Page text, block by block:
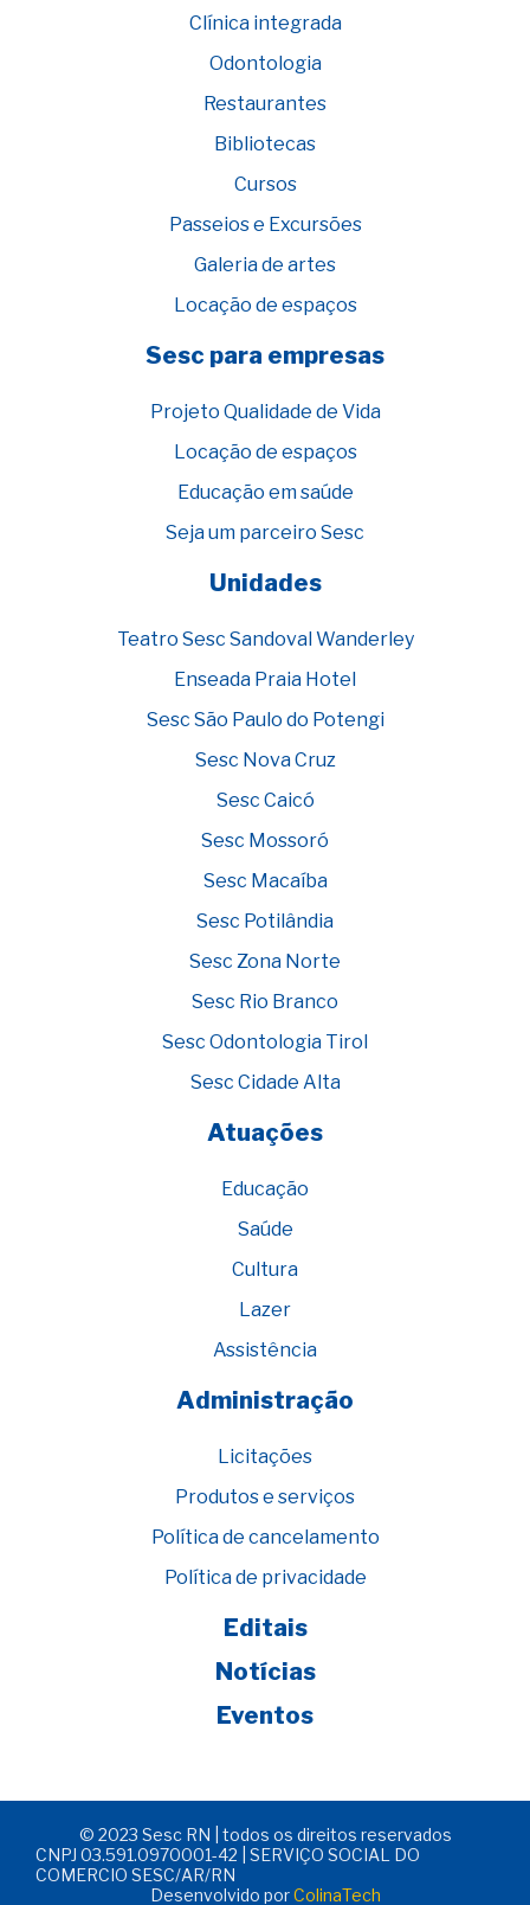
Clínica integrada
Odontologia
Restaurantes
Bibliotecas
Cursos
Passeios e Excursões
Galeria de artes
Locação de espaços
Sesc para empresas
Projeto Qualidade de Vida
Locação de espaços
Educação em saúde
Seja um parceiro Sesc
Unidades
Teatro Sesc Sandoval Wanderley
Enseada Praia Hotel
Sesc São Paulo do Potengi
Sesc Nova Cruz
Sesc Caicó
Sesc Mossoró
Sesc Macaíba
Sesc Potilândia
Sesc Zona Norte
Sesc Rio Branco
Sesc Odontologia Tirol
Sesc Cidade Alta
Atuações
Educação
Saúde
Cultura
Lazer
Assistência
Administração
Licitações
Produtos e serviços
Política de cancelamento
Política de privacidade
Editais
Notícias
Eventos
© 2023 Sesc RN | todos os direitos reservados
CNPJ 03.591.0970001-42 | SERVIÇO SOCIAL DO
COMERCIO SESC/AR/RN
Desenvolvido porColinaTech